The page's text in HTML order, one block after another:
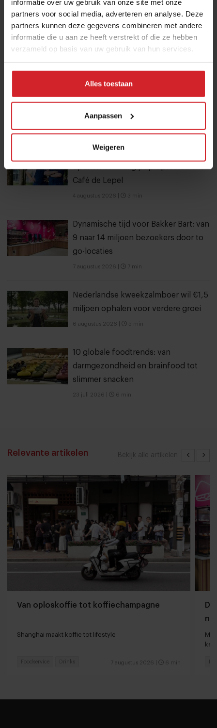
informatie over uw gebruik van onze site met onze
partners voor social media, adverteren en analyse. Deze
partners kunnen deze gegevens combineren met andere
informatie die u aan ze heeft verstrekt of die ze hebben
verzameld op basis van uw gebruik van hun services.
Alles toestaan
Aanpassen
Weigeren
THANKS
Verzend
Best gelezen artikelen
Eten in Amsterdam: van verscholen
Joris Bijdendijk en Samuel Levie
openen eenmalig pop-uprestaurant
Café de Lepel
4 augustus 2026 3 min
Dynamische tijd voor Bakker Bart: van
9 naar 14 miljoen bezoekers door to
go-locaties
7 augustus 2026 7 min
Nederlandse kweekzalmboer wil €1,5
miljoen ophalen voor verdere groei
6 augustus 2026 5 min
10 globale foodtrends: van
darmgezondheid en brainfood tot
slimmer snacken
23 juli 2026 6 min
Bekijk alle artikelen
Relevante artikelen
Van oploskoffie tot koffiechampagne
Shanghai maakt koffie tot lifestyle
7 augustus 2026 6 min
Foodservice Drinks